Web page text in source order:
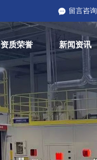
留言咨询
资质荣誉 新闻资讯